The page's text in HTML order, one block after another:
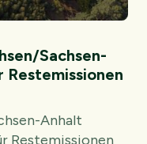
Sachsen-
Anhalt
Restemissionen